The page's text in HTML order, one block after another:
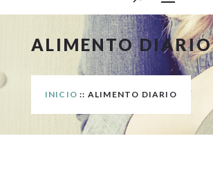
ALIMENTO DIARIO
INICIO :: ALIMENTO DIARIO